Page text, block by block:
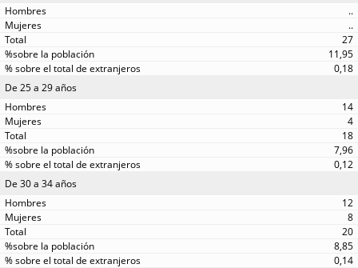
..
..
27
11,95
0,18
De 25 a 29 años
14
4
18
7,96
0,12
De 30 a 34 años
12
8
20
8,85
0,14